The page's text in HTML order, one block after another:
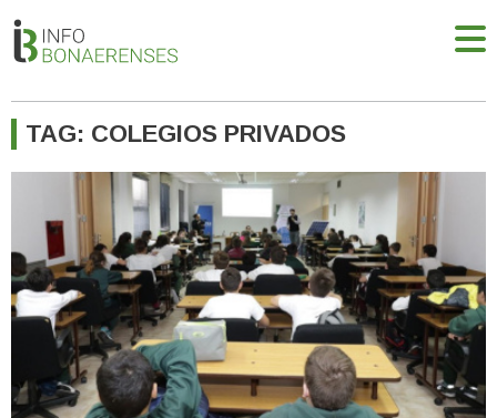
TAG: COLEGIOS PRIVADOS